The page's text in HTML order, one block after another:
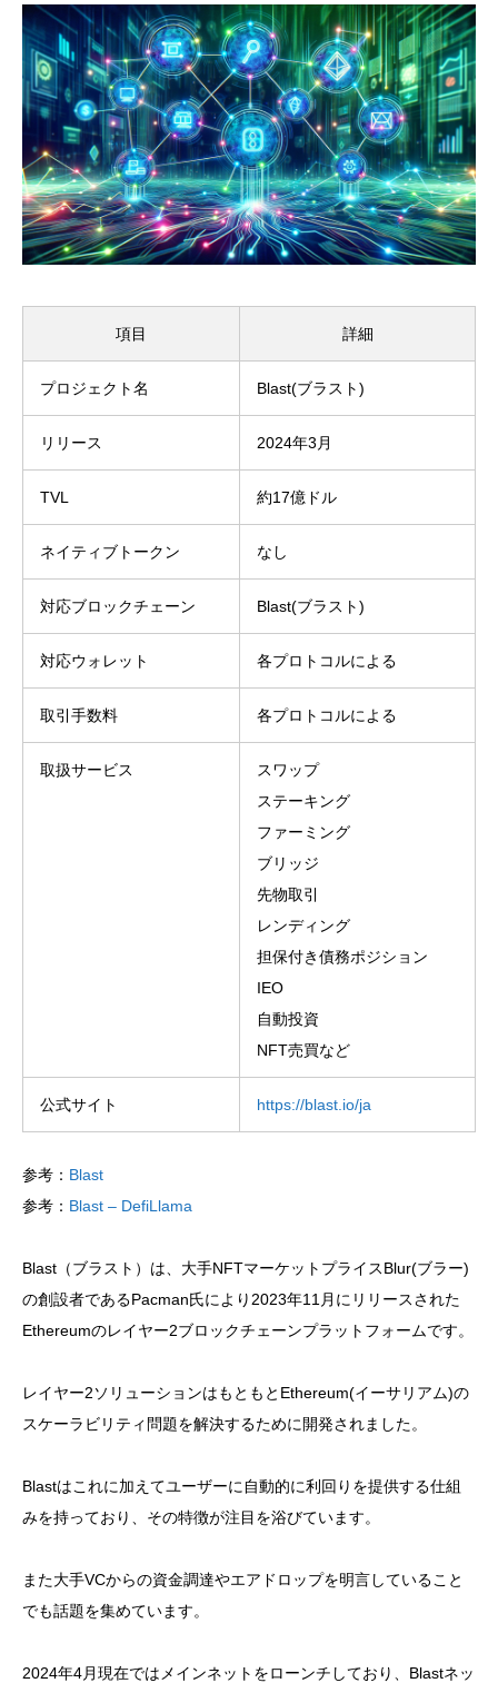
項目 詳細
プロジェクト名 Blast(ブラスト)
リリース 2024年3月
TVL 約17億ドル
ネイティブトークン なし
対応ブロックチェーン Blast(ブラスト)
対応ウォレット 各プロトコルによる
取引手数料 各プロトコルによる
取扱サービス
スワップ
ステーキング
ファーミング
ブリッジ
先物取引
レンディング
担保付き債務ポジション
IEO
自動投資
NFT売買など
公式サイト https://blast.io/ja
参考： Blast
参考： Blast – DefiLlama
Blast（ブラスト）は、大手NFTマーケットプライスBlur(ブラー)
の創設者であるPacman氏により2023年11月にリリースされた
Ethereumのレイヤー2ブロックチェーンプラットフォームです。
レイヤー2ソリューションはもともとEthereum(イーサリアム)の
スケーラビリティ問題を解決するために開発されました。
Blastはこれに加えてユーザーに自動的に利回りを提供する仕組
みを持っており、その特徴が注目を浴びています。
また大手VCからの資金調達やエアドロップを明言していること
でも話題を集めています。
2024年4月現在ではメインネットをローンチしており、Blastネッ